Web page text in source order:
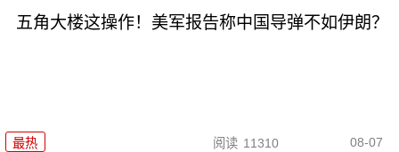
五角大楼这操作！美军报告称中国导弹不如伊朗？
最热 阅读 11310 08-07